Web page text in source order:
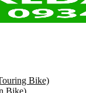
Bike)
Bike)